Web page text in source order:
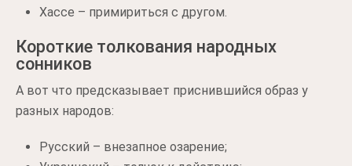
Хассе – примириться с другом.
Короткие толкования народных
сонников
А вот что предсказывает приснившийся образ у
разных народов:
Русский – внезапное озарение;